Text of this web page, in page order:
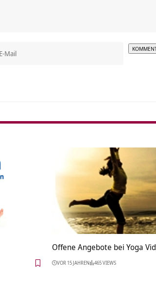
Offene Angebote bei Yoga
VOR 15 JAHREN 465 VIEWS